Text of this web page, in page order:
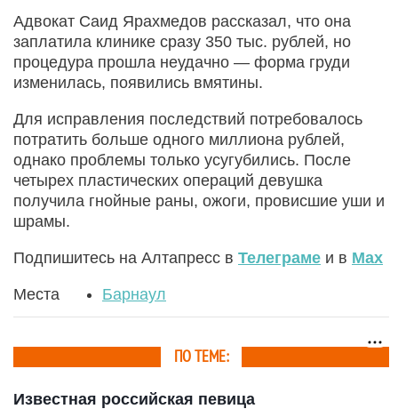
Адвокат Саид Ярахмедов рассказал, что она
заплатила клинике сразу 350 тыс. рублей, но
процедура прошла неудачно — форма груди
изменилась, появились вмятины.
Для исправления последствий потребовалось
потратить больше одного миллиона рублей,
однако проблемы только усугубились. После
четырех пластических операций девушка
получила гнойные раны, ожоги, провисшие уши и
шрамы.
Подпишитесь на Алтапресс в Телеграме и в Max
Места Барнаул
ПО ТЕМЕ:
Известная российская певица